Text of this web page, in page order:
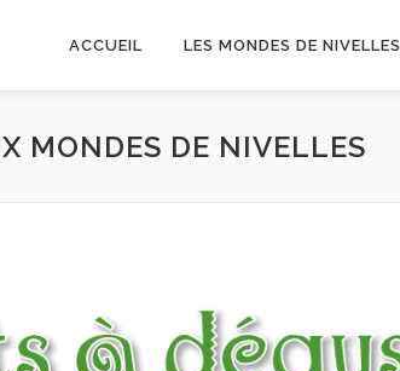
ACCUEIL LES MONDES DE NIVELLES
MONDES DE NIVELLES